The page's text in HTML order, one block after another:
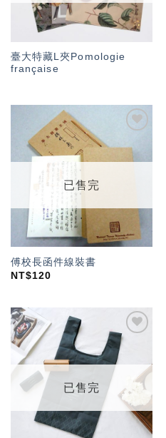
臺大特藏L夾Pomologie
française
「願
望輕
已售完
傅校長函件線裝書
NT$120
單」
已售完